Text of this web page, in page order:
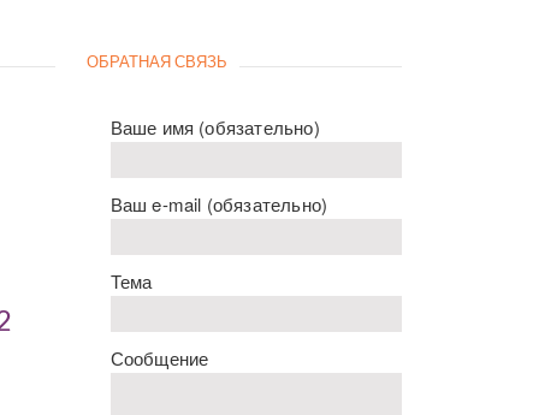
ОБРАТНАЯ СВЯЗЬ
Ваше имя (обязательно)
Ваш e-mail (обязательно)
Тема
Сообщение